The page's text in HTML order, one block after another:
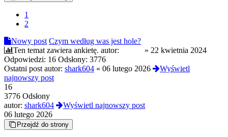
1
2
Nowy post Czym według was jest hole?
Ten temat zawiera ankietę. autor: » 22 kwietnia 2024
Odpowiedzi: 16 Odsłony: 3776
Ostatni post autor: shark604 « 06 lutego 2026
Wyświetl
najnowszy post
16
3776 Odsłony
autor: shark604
Wyświetl najnowszy post
06 lutego 2026
Przejdź do strony